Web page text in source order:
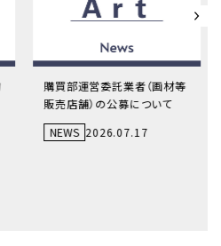
購買部運営委託業者（画材等
販売店舗）の公募について
NEWS 2026.07.17